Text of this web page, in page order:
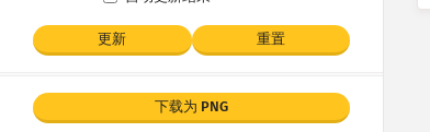
更新 重置
下载为 PNG